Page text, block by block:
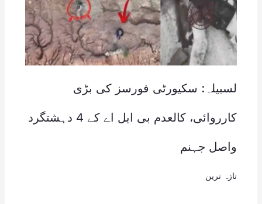
لسبیلہ: سکیورٹی فورسز کی بڑی
کارروائی، کالعدم بی ایل اے کے 4 دہشتگرد
واصل جہنم
تازہ ترین